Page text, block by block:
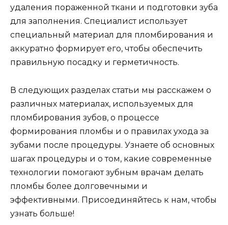
удаления пораженной ткани и подготовки зуба
для заполнения. Специалист использует
специальный материал для пломбирования и
аккуратно формирует его, чтобы обеспечить
правильную посадку и герметичность.
В следующих разделах статьи мы расскажем о
различных материалах, используемых для
пломбирования зубов, о процессе
формирования пломбы и о правилах ухода за
зубами после процедуры. Узнаете об основных
шагах процедуры и о том, какие современные
технологии помогают зубным врачам делать
пломбы более долговечными и
эффективными. Присоединяйтесь к нам, чтобы
узнать больше!